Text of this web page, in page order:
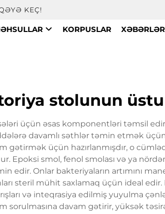
KEÇ!
KORPUSLAR XƏBƏRLƏR
stolunun üstu
üçün əsas komponentləri təmsil edir
davamlı səthlər təmin etmək
üçün hazırlanmışdır, o
Epoksi smol, fenol smolası və ya
edir. Onlar bakteriyaların artımını
steril mühit saxlamaq üçün ideal edir.
və inteqrasiya edilmiş yuyulma
davam gətirir, yüksək